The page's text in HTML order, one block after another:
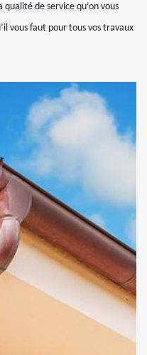
de service qu’on vous
vous faut pour tous vos travaux